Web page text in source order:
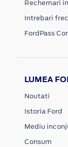
Rechemari
Intrebari
FordPass
LUMEA
Noutati
Istoria Ford
Mediu
Consum